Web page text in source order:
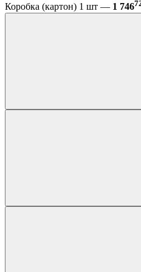
Коробка (картон) 1 шт — 1 746